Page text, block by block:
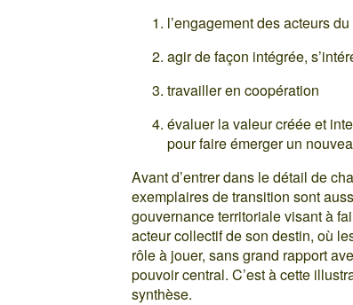
l’engagement des acteurs
agir de façon intégrée,
travailler en coopération
évaluer la valeur créée et
pour faire émerger un
Avant d’entrer dans le détail de
exemplaires de transition sont
gouvernance territoriale visant à
acteur collectif de son destin, où
rôle à jouer, sans grand rapport
pouvoir central. C’est à cette
synthèse.